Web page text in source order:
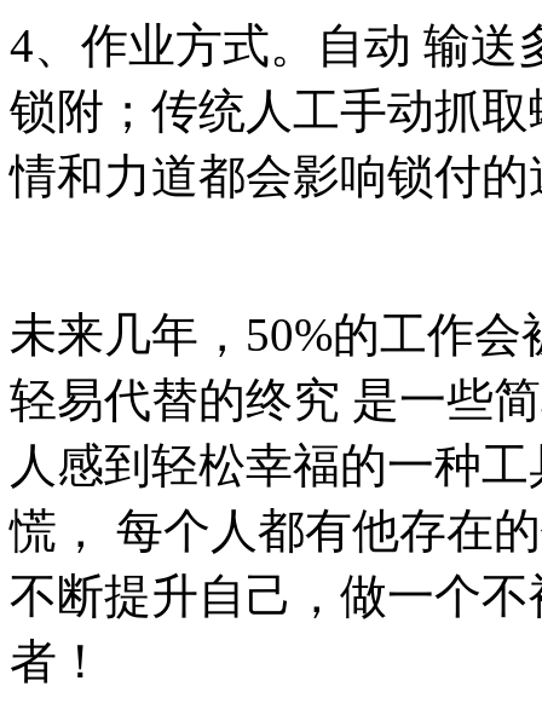
4、作业方式。自动 输送
锁附；传统人工手动抓
情和力道都会影响锁付
未来几年，50%的工作
轻易代替的终究 是一些
人感到轻松幸福的一种
慌， 每个人都有他存在
不断提升自己，做一个
者！